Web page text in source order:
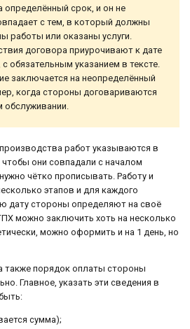
определённый срок, и он не
с тем, в который должны
работы или оказаны услуги.
договора приурочивают к дате
обязательным указанием в тексте.
заключается на неопределённый
когда стороны договариваются
обслуживании.
работ указываются в
они совпадали с началом
чётко прописывать. Работу и
этапов и для каждого
дату стороны определяют на своё
можно заключить хоть на несколько
можно оформить и на 1 день, но
также порядок оплаты стороны
Главное, указать эти сведения в
сумма);